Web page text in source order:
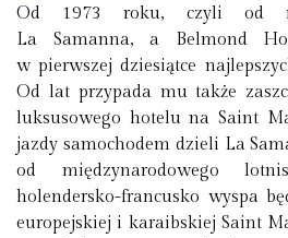
Od 1973 roku, czyli od
La Samanna, a Belmond
w pierwszej dziesiątce
Od lat przypada mu także
luksusowego hotelu na Saint
jazdy samochodem dzieli La
od międzynarodowego
holendersko-francusko wyspa
europejskiej i karaibskiej Saint